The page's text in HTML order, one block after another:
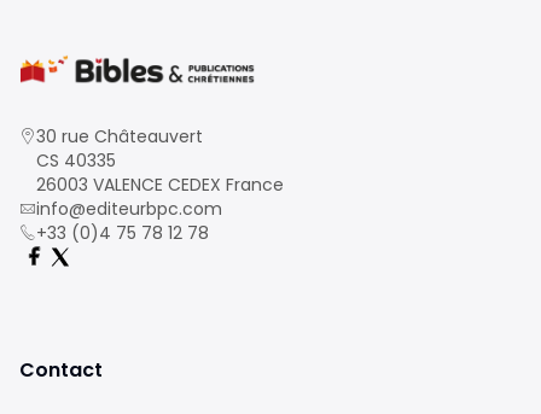
30 rue Châteauvert
CS 40335
26003 VALENCE CEDEX France
info@editeurbpc.com
+33 (0)4 75 78 12 78
Contact